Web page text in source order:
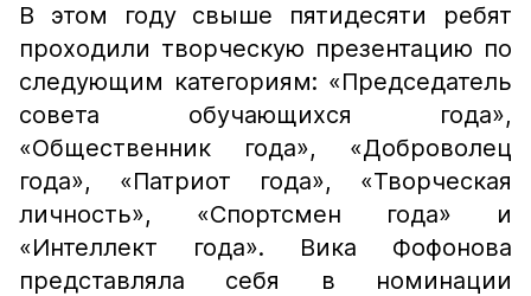
В этом году свыше пятидесяти ребят
проходили творческую презентацию по
следующим категориям: «Председатель
совета обучающихся года»,
«Общественник года», «Доброволец
года», «Патриот года», «Творческая
личность», «Спортсмен года» и
«Интеллект года». Вика Фофонова
представляла себя в номинации